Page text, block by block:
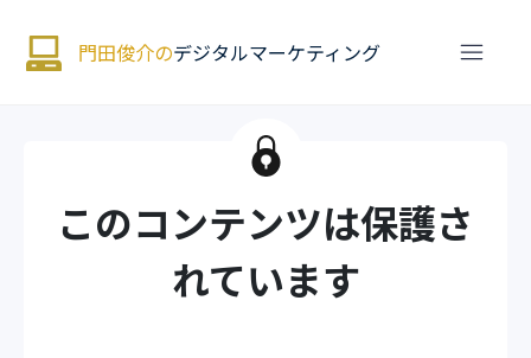
門田俊介のデジタルマーケティング
このコンテンツは保護さ
れています